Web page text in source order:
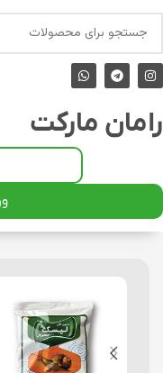
رامان مارکت